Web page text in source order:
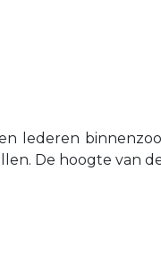
lederen
De hoogte van